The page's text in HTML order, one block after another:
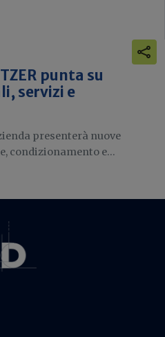
punta su
servizi e
presenterà nuove
condizionamento e...